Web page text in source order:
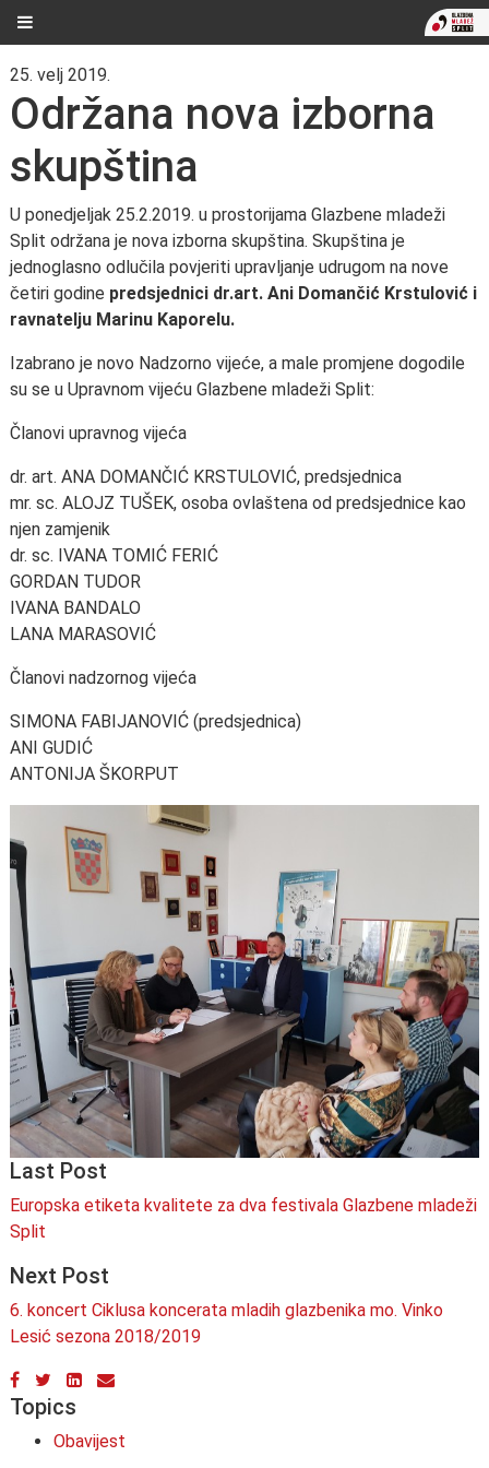
25. velj 2019.
Održana nova izborna
skupština
U ponedjeljak 25.2.2019. u prostorijama Glazbene mladeži
Split održana je nova izborna skupština. Skupština je
jednoglasno odlučila povjeriti upravljanje udrugom na nove
četiri godine predsjednici dr.art. Ani Domančić Krstulović i
ravnatelju Marinu Kaporelu.
Izabrano je novo Nadzorno vijeće, a male promjene dogodile
su se u Upravnom vijeću Glazbene mladeži Split:
Članovi upravnog vijeća
dr. art. ANA DOMANČIĆ KRSTULOVIĆ, predsjednica
mr. sc. ALOJZ TUŠEK, osoba ovlaštena od predsjednice kao
njen zamjenik
dr. sc. IVANA TOMIĆ FERIĆ
GORDAN TUDOR
IVANA BANDALO
LANA MARASOVIĆ
Članovi nadzornog vijeća
SIMONA FABIJANOVIĆ (predsjednica)
ANI GUDIĆ
ANTONIJA ŠKORPUT
Last Post
Europska etiketa kvalitete za dva festivala Glazbene mladeži
Split
Next Post
6. koncert Ciklusa koncerata mladih glazbenika mo. Vinko
Lesić sezona 2018/2019
Topics
Obavijest